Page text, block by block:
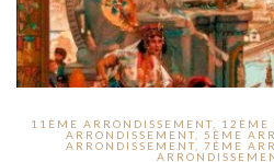
11ÈME ARRONDISSEMENT 12ÈME
ARRONDISSEMENT
5ÈME
ARRONDISSEMENT
7ÈME
11ÈME ARRONDISSEMENT
12ÈME ARRONDISSEMENT
13ÈME ARRONDISSEMENT